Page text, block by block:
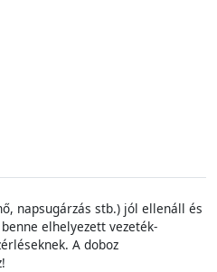
napsugárzás stb.) jól ellenáll és
elhelyezett vezeték-
A doboz